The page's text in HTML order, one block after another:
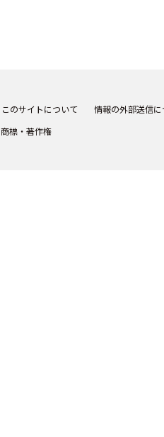
このサイトについて
情報の外部送信
商標・著作権